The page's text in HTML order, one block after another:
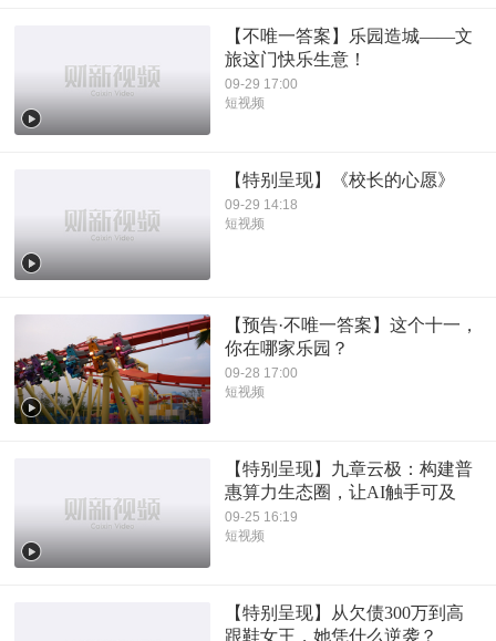
【不唯一答案】乐园造城——文
旅这门快乐生意！
09-29 17:00
短视频
【特别呈现】《校长的心愿》
09-29 14:18
短视频
【预告·不唯一答案】这个十一，
你在哪家乐园？
09-28 17:00
短视频
【特别呈现】九章云极：构建普
惠算力生态圈，让AI触手可及
09-25 16:19
短视频
【特别呈现】从欠债300万到高
跟鞋女王，她凭什么逆袭？